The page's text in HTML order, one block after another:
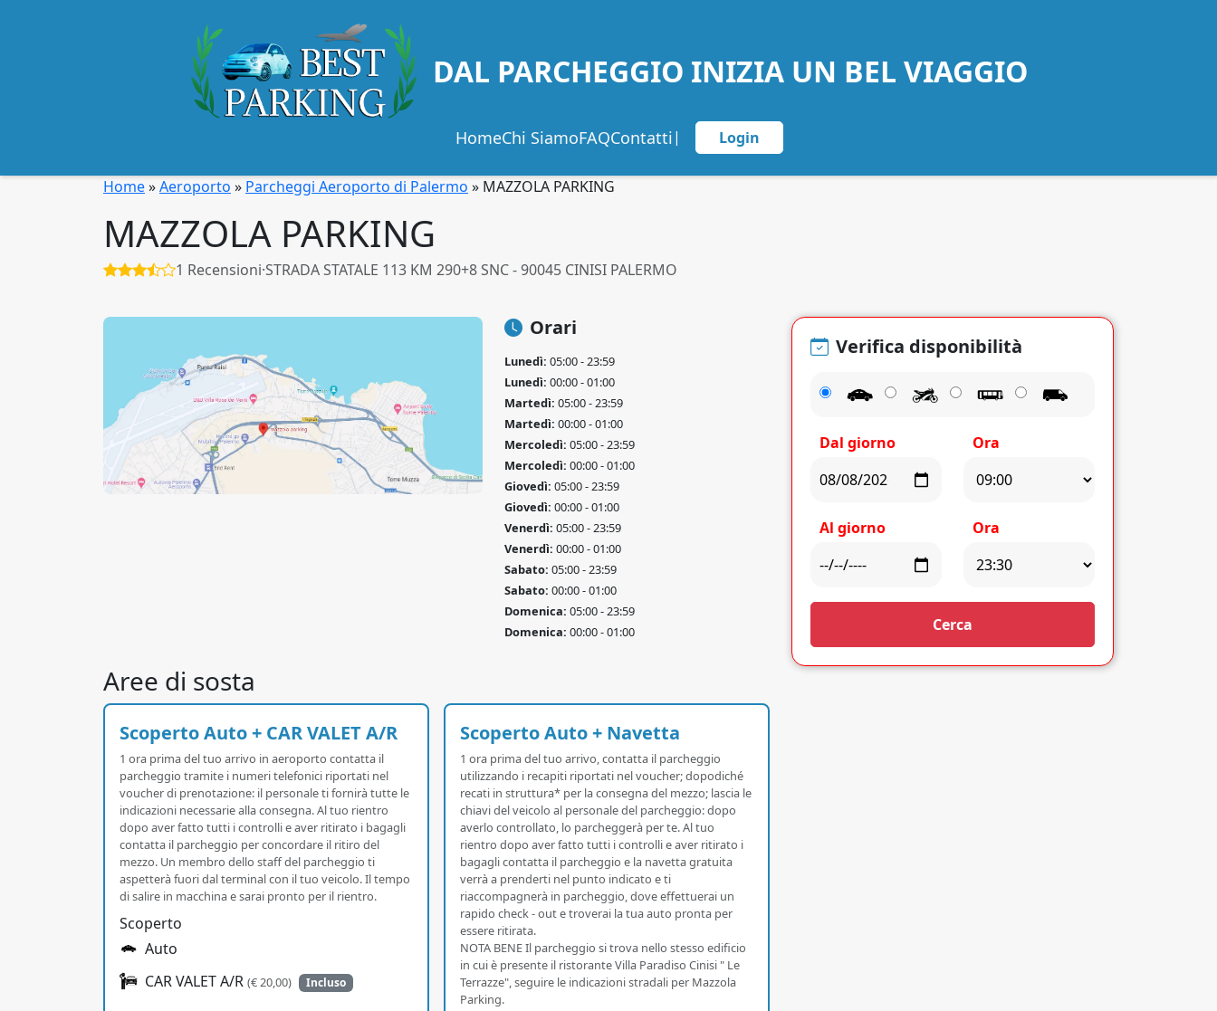
DAL PARCHEGGIO INIZIA UN BEL VIAGGIO
HomeChi SiamoFAQContatti| Login
Home»Aeroporto » Parcheggi Aeroporto di Palermo » MAZZOLA PARKING
MAZZOLA PARKING
1 Recensioni·STRADA STATALE 113 KM 290+8 SNC - 90045 CINISI PALERMO
Orari
Lunedì: 05:00 - 23:59
Lunedì: 00:00 - 01:00
Martedì: 05:00 - 23:59
Martedì: 00:00 - 01:00
Mercoledì: 05:00 - 23:59
Mercoledì: 00:00 - 01:00
Giovedì: 05:00 - 23:59
Giovedì: 00:00 - 01:00
Venerdì: 05:00 - 23:59
Venerdì: 00:00 - 01:00
Sabato: 05:00 - 23:59
Sabato: 00:00 - 01:00
Domenica: 05:00 - 23:59
Domenica: 00:00 - 01:00
Aree di sosta
Scoperto Auto + CAR VALET A/R
1 ora prima del tuo arrivo in aeroporto contatta il
parcheggio tramite i numeri telefonici riportati nel
voucher di prenotazione: il personale ti fornirà tutte le
indicazioni necessarie alla consegna. Al tuo rientro
dopo aver fatto tutti i controlli e aver ritirato i bagagli
contatta il parcheggio per concordare il ritiro del
mezzo. Un membro dello staff del parcheggio ti
aspetterà fuori dal terminal con il tuo veicolo. Il tempo
di salire in macchina e sarai pronto per il rientro.
Scoperto
Auto
CAR VALET A/R (€ 20,00) Incluso
Scoperto Auto + Navetta
1 ora prima del tuo arrivo, contatta il parcheggio
utilizzando i recapiti riportati nel voucher; dopodiché
recati in struttura* per la consegna del mezzo; lascia le
chiavi del veicolo al personale del parcheggio: dopo
averlo controllato, lo parcheggerà per te. Al tuo
rientro dopo aver fatto tutti i controlli e aver ritirato i
bagagli contatta il parcheggio e la navetta gratuita
verrà a prenderti nel punto indicato e ti
riaccompagnerà in parcheggio, dove effettuerai un
rapido check - out e troverai la tua auto pronta per
essere ritirata.
NOTA BENE Il parcheggio si trova nello stesso edificio
in cui è presente il ristorante Villa Paradiso Cinisi " Le
Terrazze", seguire le indicazioni stradali per Mazzola
Parking.
Verifica disponibilità
Dal giorno Ora
Al giorno Ora
Cerca